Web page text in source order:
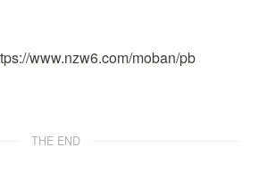
www.nzw6.com/moban/pb
THE END